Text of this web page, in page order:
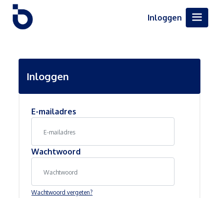
Inloggen
Inloggen
E-mailadres
Wachtwoord
Wachtwoord vergeten?